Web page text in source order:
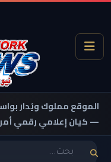
الموقع مملوك ويُدار
— كيان إعلامي رقمي